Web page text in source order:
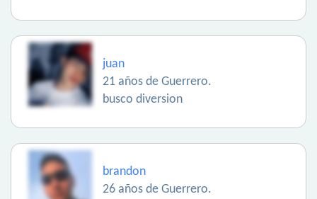
juan
21 años de Guerrero.
busco diversion
brandon
26 años de Guerrero.